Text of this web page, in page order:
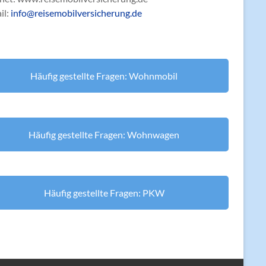
info@reisemobilversicherung.de
Häufig gestellte Fragen: Wohnmobil
Häufig gestellte Fragen: Wohnwagen
Häufig gestellte Fragen: PKW